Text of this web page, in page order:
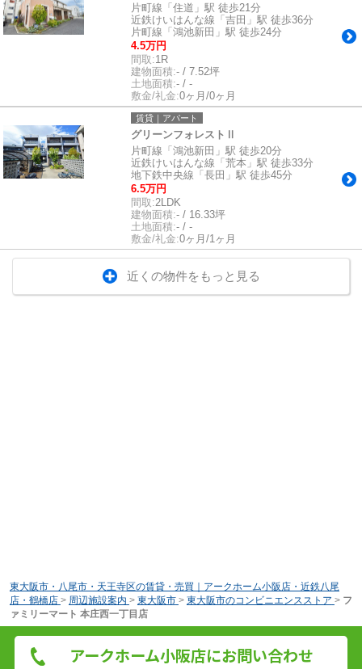
片町線「住道」駅 徒歩21分
近鉄けいはんな線「吉田」駅 徒歩36分
片町線「鴻池新田」駅 徒歩24分
4.5万円
間取:1R
建物面積:- / 7.52坪
土地面積:- / -
敷金/礼金:0ヶ月/0ヶ月
賃貸｜アパート
グリーンフォレストⅡ
片町線「鴻池新田」駅 徒歩20分
近鉄けいはんな線「荒本」駅 徒歩33分
地下鉄中央線「長田」駅 徒歩45分
6.5万円
間取:2LDK
建物面積:- / 16.33坪
土地面積:- / -
敷金/礼金:0ヶ月/1ヶ月
近くの物件をもっと見る
東大阪市・八尾市・天王寺区の賃貸・売買｜アークホーム小阪店・近鉄八尾
店・鶴橋店 > 周辺施設案内 > 東大阪市 > 東大阪市のコンビニエンスストア > フ
ァミリーマート 本庄西一丁目店
アークホーム小阪店にお問い合わせ